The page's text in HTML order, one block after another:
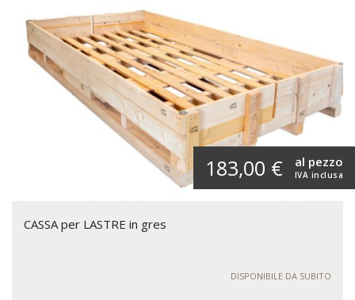
183,00 € IVA inclusa
al pezzo
CASSA per LASTRE in gres
DISPONIBILE DA SUBITO